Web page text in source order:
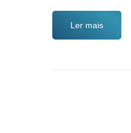
Ler mais